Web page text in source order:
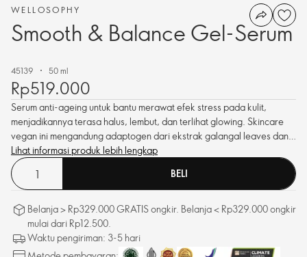
WELLOSOPHY
Smooth & Balance Gel-Serum
45139 50 ml
Rp519.000
Serum anti-ageing untuk bantu merawat efek stress pada kulit,
menjadikannya terasa halus, lembut, dan terlihat glowing. Skincare
vegan ini mengandung adaptogen dari ekstrak galangal leaves dan
schisandra berry, plus niacinamide.
Lihat informasi produk lebih lengkap
BELI
Belanja > Rp329.000 GRATIS ongkir. Belanja < Rp329.000 ongkir
mulai dari Rp12.500.
Waktu pengiriman: 3-5 hari